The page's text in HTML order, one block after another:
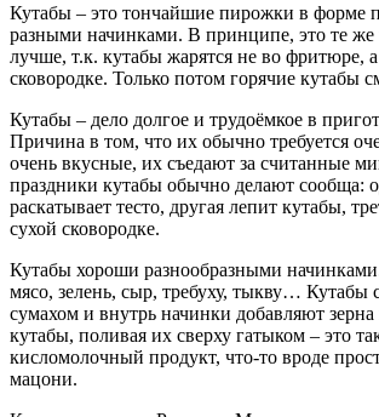
Кутабы – это тончайшие пирожки в форме
разными начинками. В принципе, это те же
лучше, т.к. кутабы жарятся не во фритюре,
сковородке. Только потом горячие кутабы
Кутабы – дело долгое и трудоёмкое в
Причина в том, что их обычно требуется
очень вкусные, их съедают за считанные
праздники кутабы обычно делают сообща:
раскатывает тесто, другая лепит кутабы,
сухой сковородке.
Кутабы хороши разнообразными
мясо, зелень, сыр, требуху, тыкву…
сумахом и внутрь начинки добавляют зерна
кутабы, поливая их сверху гатыком – это
кисломолочный продукт, что-то вроде
мацони.